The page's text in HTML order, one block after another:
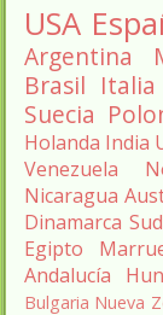
USA
Argentina
Brasil Italia
Suecia
Holanda India
Venezuela
Nicaragua
Dinamarca
Egipto
Andalucía
Bulgaria Nueva